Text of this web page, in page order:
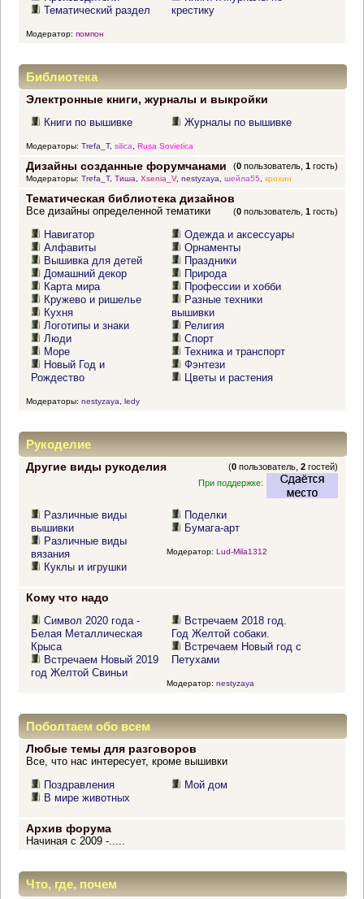
Тематический раздел
крестику
Модератор: помпон
Библиотека
Электронные книги, журналы и выкройки
Книги по вышивке Журналы по вышивке
Модераторы: Trefa_T, silica Rusa Sovietica
Дизайны созданные форумчанами (0 пользователь,1 гость)
Модераторы: Trefa_T, Тиша, Xsenia_V, nestyzaya, шейла55, крохин
Тематическая библиотека дизайнов
(0 пользователь,1 гость)
Все дизайны определенной тематики
Навигатор
Алфавиты
Вышивка для детей
Домашний декор
Карта мира
Кружево и ришелье
Кухня
Логотипы и знаки
Люди
Море
Новый Год и
Рождество
Одежда и аксессуары
Орнаменты
Праздники
Природа
Профессии и хобби
Разные техники
вышивки
Религия
Спорт
Техника и транспорт
Фэнтези
Цветы и растения
Модераторы: nestyzaya ledy
Рукоделие
Другие виды рукоделия (0 пользователь,2 гостей)
При поддержке:
Различные виды
вышивки
Различные виды
вязания
Куклы и игрушки
Поделки
Бумага-арт
Модератор: Lud-Mila1312
Кому что надо
Символ 2020 года -
Белая Металлическая
Крыса
Встречаем Новый 2019
год Желтой Свиньи
Встречаем 2018 год.
Год Желтой собаки.
Встречаем Новый год с
Петухами
Модератор: nestyzaya
Поболтаем обо всем
Любые темы для разговоров
Все, что нас интересует, кроме вышивки
Поздравления
В мире животных
Мой дом
Архив форума
Начиная с 2009 -.....
Что, где, почем